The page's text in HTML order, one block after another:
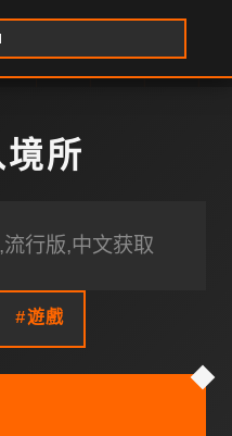
所
行版,中文获取
#遊戲